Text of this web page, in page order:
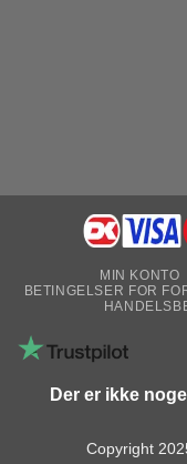
MIN KONTO
BETINGELSER FOR
Der er ikke
Copyright